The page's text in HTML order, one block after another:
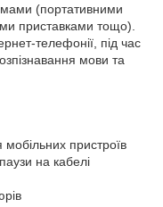
(портативними
приставками тощо).
телефонії, під час
мови та
пристроїв
на кабелі